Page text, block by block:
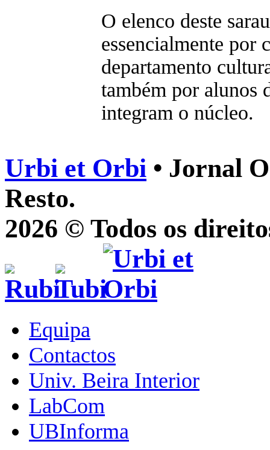
O elenco deste
essencialmente por
departamento
também por alunos
integram o núcleo.
Urbi et Orbi • Jornal
Resto.
2026 © Todos os
Equipa
Contactos
Univ. Beira Interior
LabCom
UBInforma